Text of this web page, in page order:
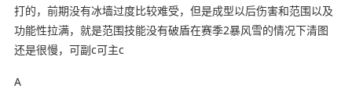
打的，前期没有冰墙过度比较难受，但是成型以后伤害和范围以及
功能性拉满，就是范围技能没有破盾在赛季2暴风雪的情况下清图
还是很慢，可副c可主c
A